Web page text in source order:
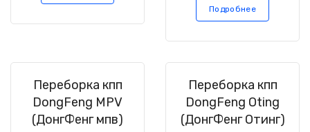
Подробнее
Переборка кпп
DongFeng MPV
(ДонгФенг мпв)
Переборка кпп
DongFeng Oting
(ДонгФенг Отинг)